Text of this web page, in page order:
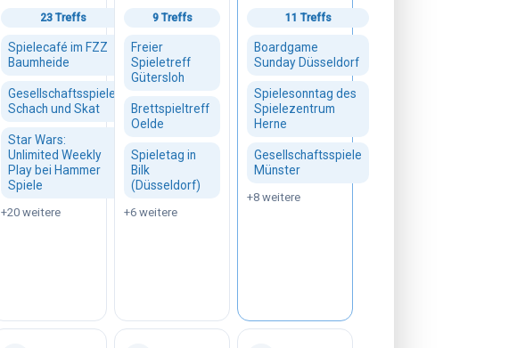
23 Treffs
Spielecafé im FZZ
Baumheide
Gesellschaftsspiele,
Schach und Skat
Star Wars:
Unlimited Weekly
Play bei Hammer
Spiele
+20 weitere
9 Treffs
Freier
Spieletreff
Gütersloh
Brettspieltreff
Oelde
Spieletag in
Bilk
(Düsseldorf)
+6 weitere
11 Treffs
Boardgame
Sunday Düsseldorf
Spielesonntag des
Spielezentrum
Herne
Gesellschaftsspiele
Münster
+8 weitere